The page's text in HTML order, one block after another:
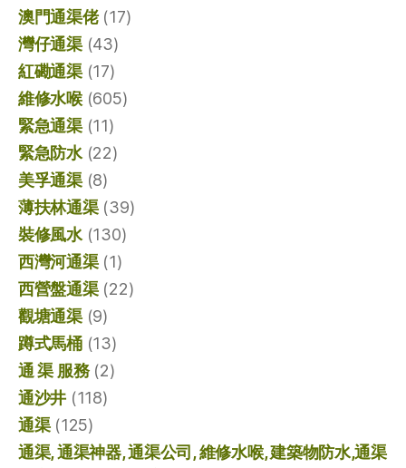
澳門通渠佬(17)
灣仔通渠(43)
紅磡通渠(17)
維修水喉(605)
緊急通渠(11)
緊急防水(22)
美孚通渠(8)
薄扶林通渠(39)
裝修風水(130)
西灣河通渠(1)
西營盤通渠(22)
觀塘通渠(9)
蹲式馬桶(13)
通 渠 服務(2)
通沙井 (118)
通渠(125)
通渠, 通渠神器, 通渠公司, 維修水喉, 建築物防水,通渠